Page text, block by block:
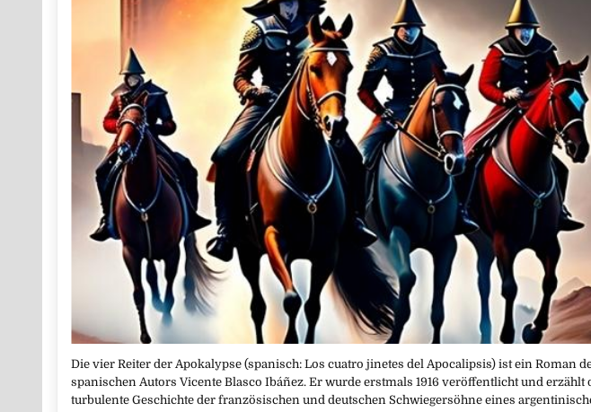
Die vier Reiter der Apokalypse (spanisch: Los cuatro jinetes del Apocalipsis) ist ein Roman
spanischen Autors Vicente Blasco Ibáñez. Er wurde erstmals 1916 veröffentlicht und erzählt
turbulente Geschichte der französischen und deutschen Schwiegersöhne eines